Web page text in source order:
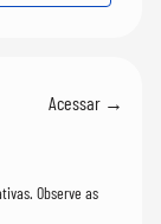
Acessar →
Observe as